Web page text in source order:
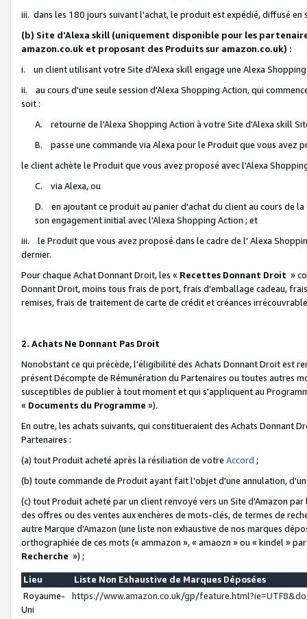
iii. dans les 180 jours suivant l'achat, le produit est expédié, diffusé
(b) Site d'Alexa skill (uniquement disponible pour les
amazon.co.uk et proposant des Produits sur amazon.co.uk) :
i. un client utilisant votre Site d'Alexa skill engage une Alexa
ii. au cours d'une seule session d'Alexa Shopping Action, qui
soit :
A. retourne de l'Alexa Shopping Action à votre Site d'Alexa skill
B. passe une commande via Alexa pour le Produit que vous avez
le client achète le Produit que vous avez proposé avec l'Alexa
C. via Alexa, ou
D. en ajoutant ce produit au panier d'achat du client au cours de
son engagement initial avec l'Alexa Shopping Action ; et
iii. le Produit que vous avez proposé dans le cadre de l' Alexa
dernier.
Pour chaque Achat Donnant Droit, les « Recettes Donnant Droit »
Donnant Droit, moins tous frais de port, frais d'emballage cadeau,
remises, frais de traitement de carte de crédit et créances
2. Achats Ne Donnant Pas Droit
Nonobstant ce qui précède, l'éligibilité des Achats Donnant Droit est
présent Décompte de Rémunération du Partenaires ou toutes autres
susceptibles de publier à tout moment et qui s'appliquent au
« Documents du Programme »).
En outre, les achats suivants, qui constitueraient des Achats Donnant
Partenaires :
(a) tout Produit acheté après la résiliation de votre Accord ;
(b) toute commande de Produit ayant fait l'objet d'une annulation,
(c) tout Produit acheté par un client renvoyé vers un Site d'Amazon
des offres ou des ventes aux enchères de mots-clés, de termes de
autre Marque d'Amazon (une liste non exhaustive de nos marques
orthographiée de ces mots (« ammazon », « amaozn » ou « kindel »
Recherche ») ;
Lieu
Liste Non Exhaustive de Marques Déposées
Royaume-
Uni
https://www.amazon.co.uk/gp/